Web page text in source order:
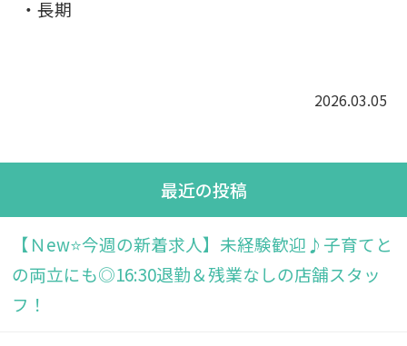
・長期
2026.03.05
最近の投稿
【Ｎew⭐今週の新着求人】未経験歓迎♪子育てと
の両立にも◎16:30退勤＆残業なしの店舗スタッ
フ！